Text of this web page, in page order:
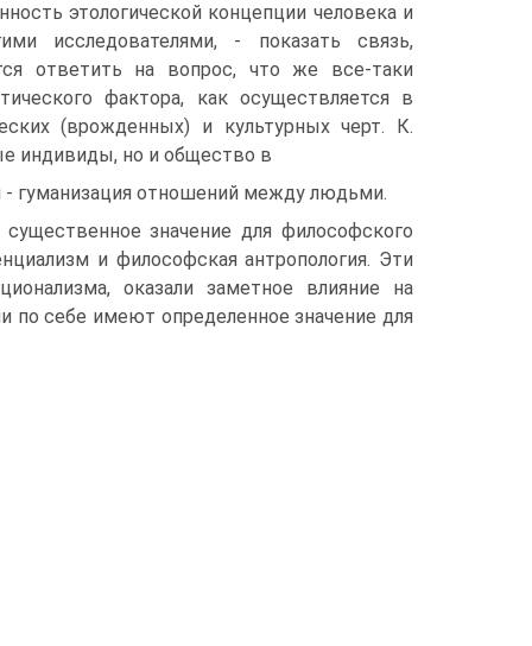
этологической концепции человека и
исследователями, - показать связь,
ответить на вопрос, что же все-таки
фактора, как осуществляется в
(врожденных) и культурных черт. К.
индивиды, но и общество в
гуманизация отношений между людьми.
значение для философского
и философская антропология. Эти
оказали заметное влияние на
по себе имеют определенное значение для